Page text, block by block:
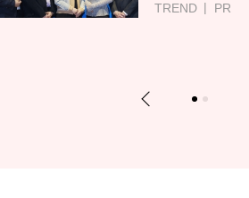
TREND
PR
Previous 1 2